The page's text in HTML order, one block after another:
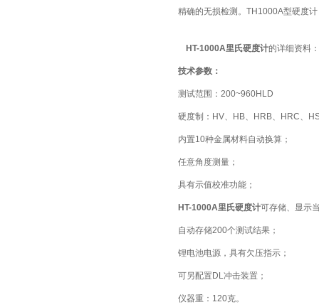
精确的无损检测。TH1000A型硬度
HT-1000A里氏硬度计的详细资料：
技术参数：
测试范围：200~960HLD
硬度制：HV、HB、HRB、HRC、
内置10种金属材料自动换算；
任意角度测量；
具有示值校准功能；
HT-1000A里氏硬度计可存储、显示
自动存储200个测试结果；
锂电池电源，具有欠压指示；
可另配置DL冲击装置；
仪器重：120克。